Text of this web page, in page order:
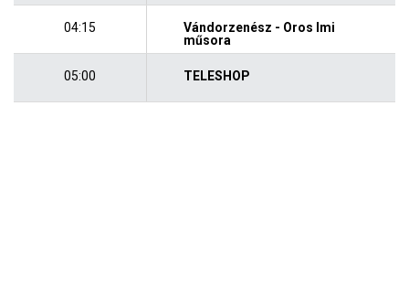
04:15
Vándorzenész - Oros Imi
műsora
05:00 TELESHOP